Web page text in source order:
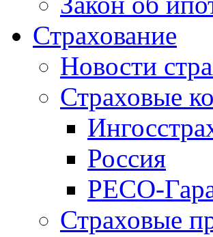
Страхование
Новости
Страховые
Россия
РЕСО-
Страховые